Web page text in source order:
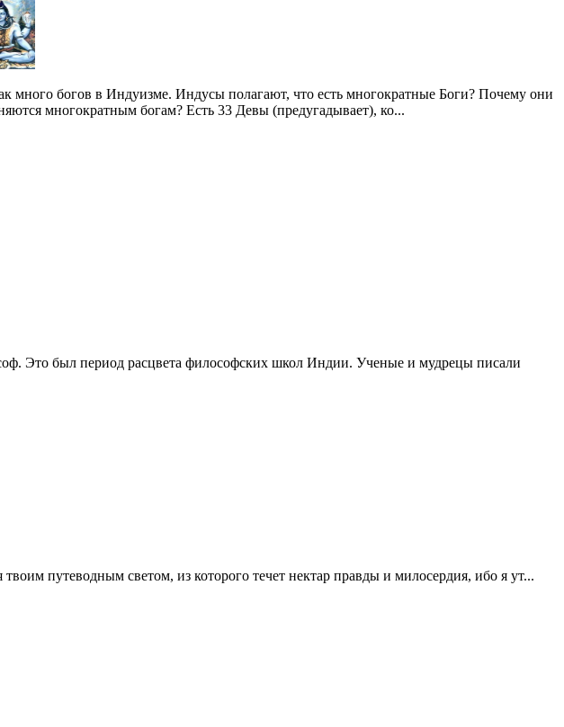
много богов в Индуизме. Индусы полагают, что есть многократные Боги? Почему они
многократным богам? Есть 33 Девы (предугадывает), ко...
Это был период расцвета философских школ Индии. Ученые и мудрецы писали
путеводным светом, из которого течет нектар правды и милосердия, ибо я ут...